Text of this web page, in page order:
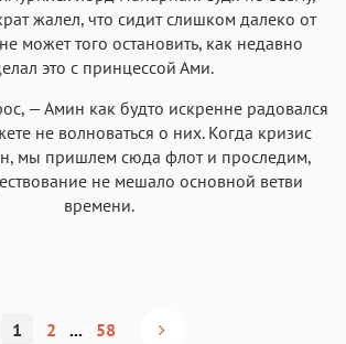
жалел, что сидит слишком далеко от
может того остановить, как недавно
это с принцессой Ами.
— Амин как будто искренне радовался
не волноваться о них. Когда кризис
мы пришлем сюда флот и проследим,
не мешало основной ветви
времени.
1 2 ... 58